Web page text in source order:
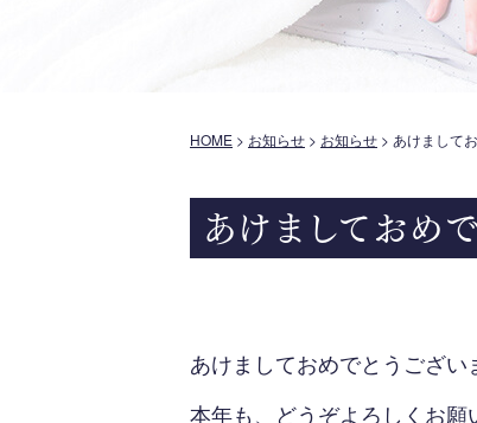
HOME > お知らせ > お知らせ > あけまして
あけましておめ
あけましておめでとうござい
本年も、どうぞよろしくお願